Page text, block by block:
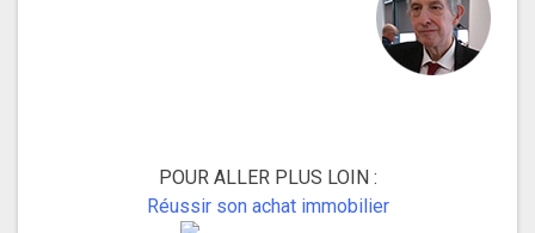
POUR ALLER PLUS LOIN :
Réussir son achat immobilier